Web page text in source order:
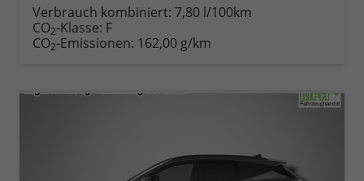
Verbrauch kombiniert: 7,80 l/100km
CO2-Klasse: F
CO2-Emissionen: 162,00 g/km